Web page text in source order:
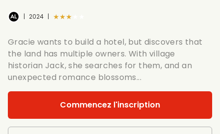
| 2024 | ★★★★★
Gracie wants to build a hotel, but discovers that
the land has multiple owners. With village
historian Jack, she searches for them, and an
unexpected romance blossoms...
Commencez l'inscription